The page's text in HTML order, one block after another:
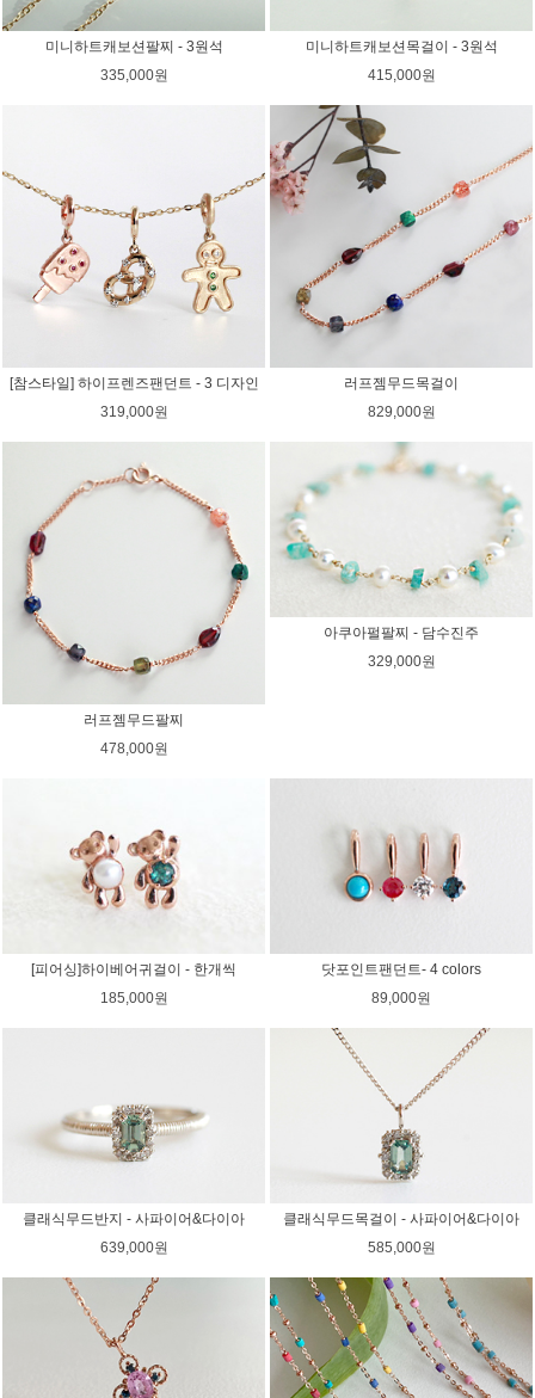
미니하트캐보션팔찌 - 3원석
335,000원
미니하트캐보션목걸이 - 3원석
415,000원
[참스타일] 하이프렌즈팬던트 - 3 디자인
319,000원
러프젬무드목걸이
829,000원
러프젬무드팔찌
478,000원
아쿠아펄팔찌 - 담수진주
329,000원
[피어싱]하이베어귀걸이 - 한개씩
185,000원
닷포인트팬던트- 4 colors
89,000원
클래식무드반지 - 사파이어&다이아
639,000원
클래식무드목걸이 - 사파이어&다이아
585,000원